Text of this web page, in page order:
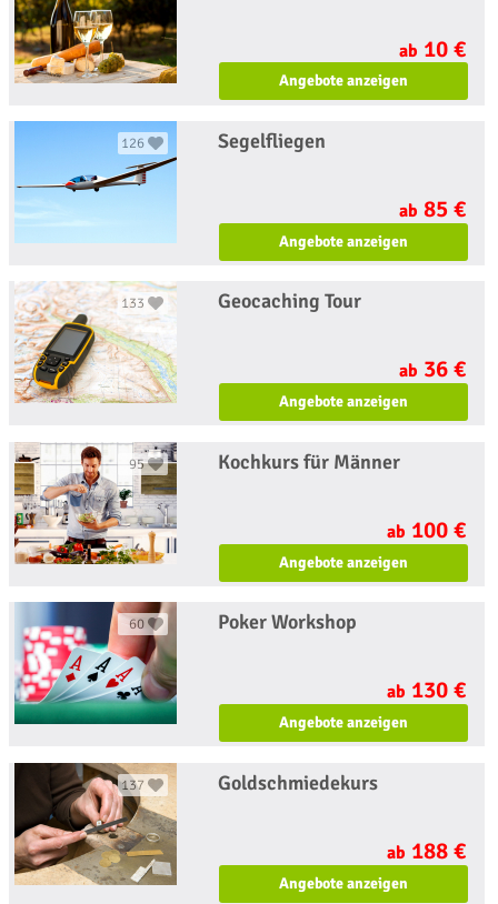
ab 10 €
Angebote anzeigen
126 Segelfliegen
ab 85 €
Angebote anzeigen
133 Geocaching Tour
ab 36 €
Angebote anzeigen
95 Kochkurs für Männer
ab 100 €
Angebote anzeigen
60 Poker Workshop
ab 130 €
Angebote anzeigen
137 Goldschmiedekurs
ab 188 €
Angebote anzeigen